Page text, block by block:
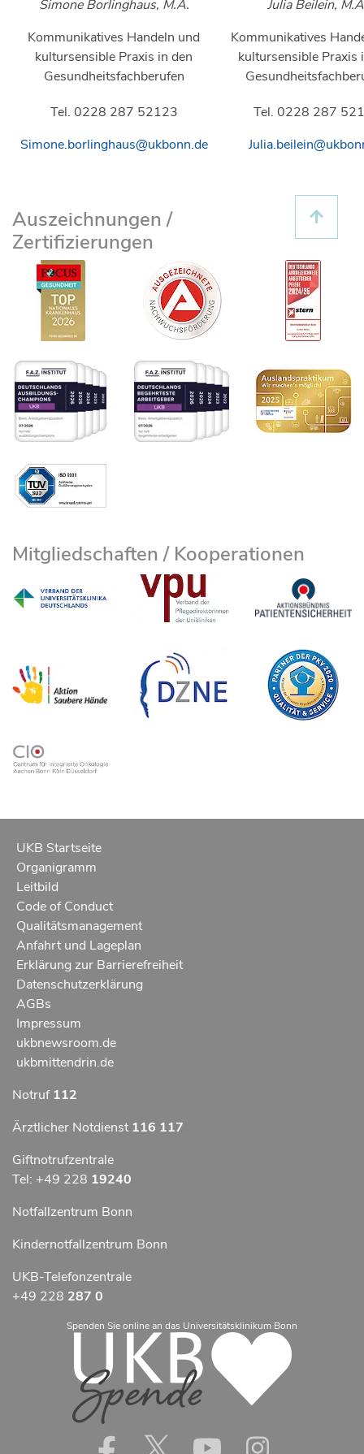
Simone Borlinghaus, M.A.
Kommunikatives Handeln und
kultursensible Praxis in den
Gesundheitsfachberufen
Julia Beilein,
Kommunikatives
kultursensible Praxis
Tel. 0228 287 52123
Simone.borlinghaus@ukbonn.de
Tel. 0228 287
Auszeichnungen /
Zertifizierungen
Mitgliedschaften / Kooperationen
UKB Startseite
Organigramm
Leitbild
Code of Conduct
Qualitätsmanagement
Anfahrt und Lageplan
Erklärung zur Barrierefreiheit
Datenschutzerklärung
AGBs
Impressum
ukbnewsroom.de
ukbmittendrin.de
Notruf 112
Ärztlicher Notdienst 116 117
Giftnotrufzentrale
Tel: +49 228 19240
Notfallzentrum Bonn
Kindernotfallzentrum Bonn
UKB-Telefonzentrale
+49 228 287 0
Spenden Sie online an das Universitätsklinikum Bonn